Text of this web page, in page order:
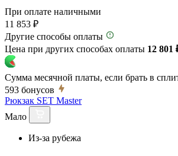
При оплате наличными
11 853 ₽
Другие способы оплаты
Цена при других способах оплаты 12 801
Сумма месячной платы, если брать в
593 бонусов
Рюкзак SET Master
Мало
Из-за рубежа